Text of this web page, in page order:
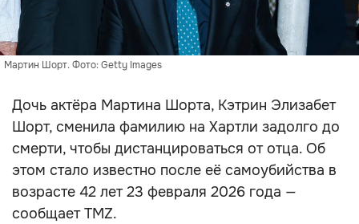
Мартин Шорт. Фото: Getty Images
Дочь актёра Мартина Шорта, Кэтрин Элизабет
Шорт, сменила фамилию на Хартли задолго до
смерти, чтобы дистанцироваться от отца. Об
этом стало известно после её самоубийства в
возрасте 42 лет 23 февраля 2026 года —
сообщает TMZ.